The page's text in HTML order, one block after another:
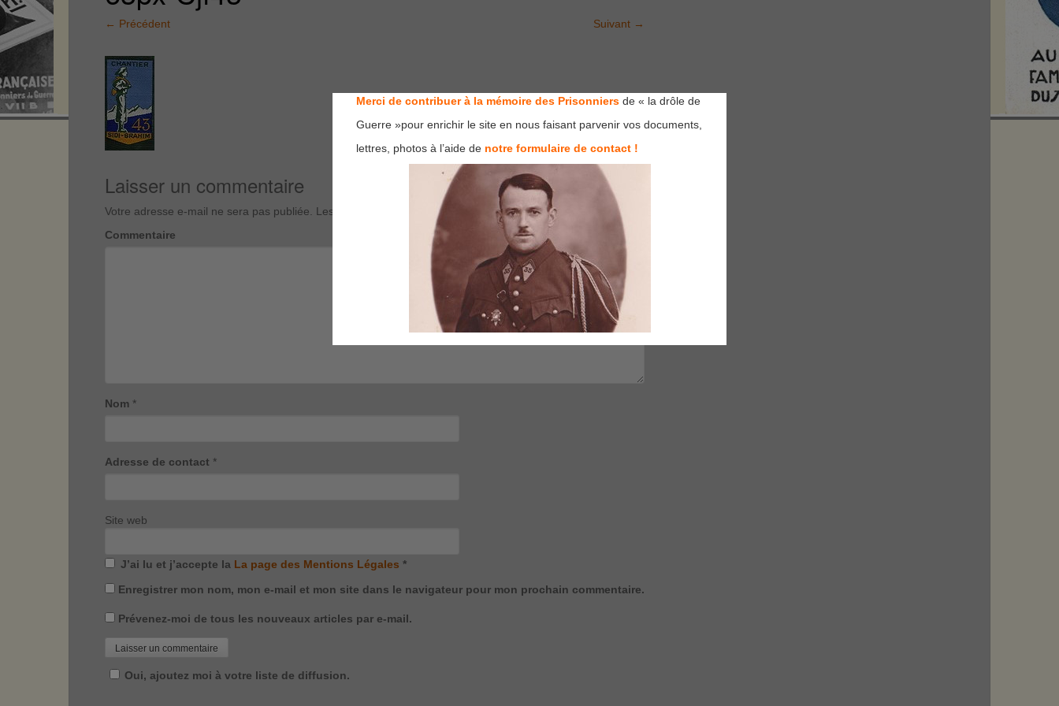
← Précédent Suivant →
Laisser un commentaire
Votre adresse e-mail ne sera pas publiée. Les champs obligatoires sont indiqués avec*
Commentaire
Nom *
Adresse de contact *
Site web
J’ai lu et j’accepte la La page des Mentions Légales *
Enregistrer mon nom, mon e-mail et mon site dans le navigateur pour mon prochain commentaire.
Prévenez-moi de tous les nouveaux articles par e-mail.
Oui, ajoutez moi à votre liste de diffusion.
Merci de contribuer à la mémoire des Prisonniers de « la drôle de
Guerre »pour enrichir le site en nous faisant parvenir vos documents,
lettres, photos à l’aide de notre formulaire de contact !